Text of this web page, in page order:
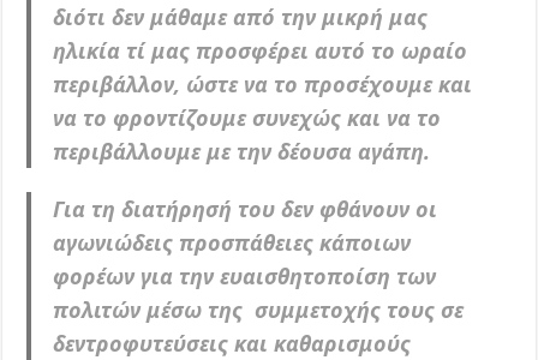
διότι δεν μάθαμε από την μικρή μας
ηλικία τί μας προσφέρει αυτό το ωραίο
περιβάλλον, ώστε να το προσέχουμε και
να το φροντίζουμε συνεχώς και να το
περιβάλλουμε με την δέουσα αγάπη.
Για τη διατήρησή του δεν φθάνουν οι
αγωνιώδεις προσπάθειες κάποιων
φορέων για την ευαισθητοποίση των
πολιτών μέσω της συμμετοχής τους σε
δεντροφυτεύσεις και καθαρισμούς